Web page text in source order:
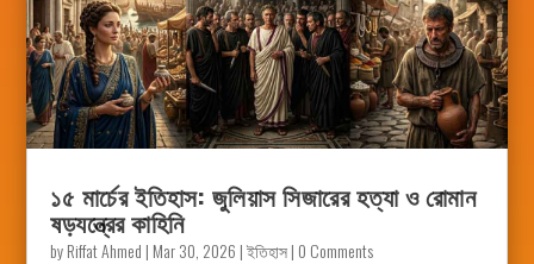
১৫ মার্চের ইতিহাস: জুলিয়াস সিজারের হত্যা ও রোমান
ষড়যন্ত্রের কাহিনি
byRiffat Ahmed | Mar 30, 2026 |ইতিহাস| 0 Comments